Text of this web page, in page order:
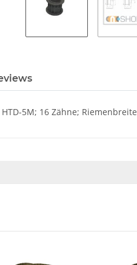
5M; 16 Zähne;